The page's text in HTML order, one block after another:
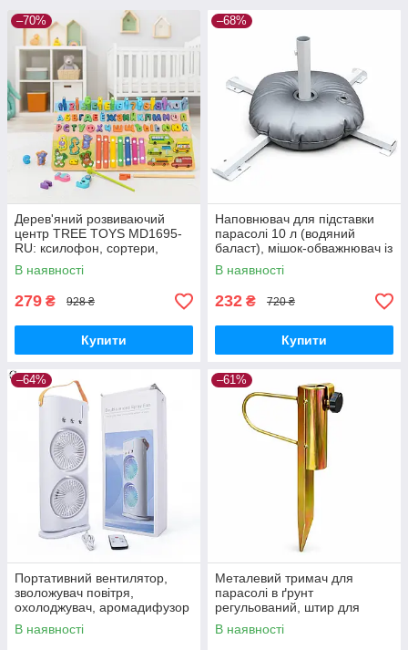
–70%
Дерев'яний розвиваючий
центр TREE TOYS MD1695-
RU: ксилофон, сортери,
рибальство, 10 рибок
В наявності
279 ₴ 928 ₴
Купити
–68%
Наповнювач для підставки
парасолі 10 л (водяний
баласт), мішок-обважнювач із
клапаном
В наявності
232 ₴ 720 ₴
Купити
–64%
Портативний вентилятор,
зволожувач повітря,
охолоджувач, аромадифузор
FH-666
В наявності
–61%
Металевий тримач для
парасолі в ґрунт
регульований, штир для
садової парасолі з
фіксатором
В наявності